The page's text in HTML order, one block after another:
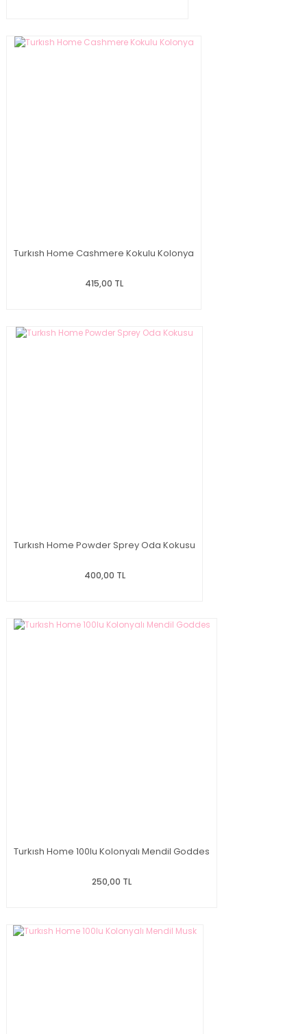
Turkısh Home Cashmere Kokulu Kolonya
415,00 TL
Turkısh Home Powder Sprey Oda Kokusu
400,00 TL
Turkısh Home 100lu Kolonyalı Mendil Goddes
250,00 TL